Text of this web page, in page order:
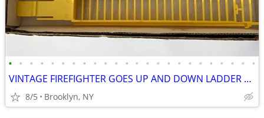
• • • • • • • • • • • • • • • • • • • • • • • •
VINTAGE FIREFIGHTER GOES UP AND DOWN LADDER MAN TOY BATTERY OPERATED
8/5 Brooklyn, NY